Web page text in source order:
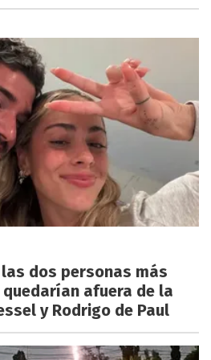
dos personas más
afuera de la
y Rodrigo de Paul